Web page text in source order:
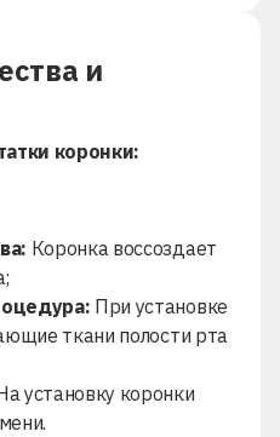
и
коронки:
Коронка воссоздает
При установке
ткани полости рта
установку коронки